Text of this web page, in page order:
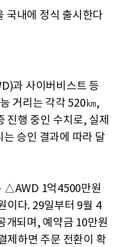
국내에 정식 출시한다
과 사이버비스트 등
거리는 각각 520㎞,
진행 중인 수치로, 실제
승인 결과에 따라 달
△AWD 1억4500만원
이다. 29일부터 9월 4
개되며, 예약금 10만원
제하면 주문 전환이 확